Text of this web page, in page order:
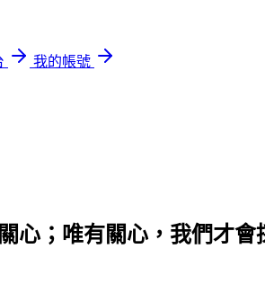
我的帳號
心；唯有關心，我們才